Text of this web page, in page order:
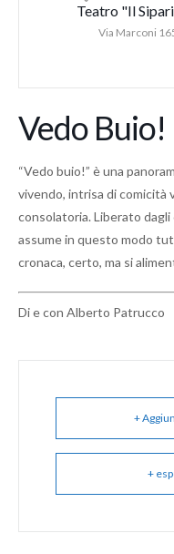
Teatro "Il
Via Marconi
Vedo Buio!
“Vedo buio!” è una
vivendo, intrisa di comicità
consolatoria. Liberato
assume in questo modo
cronaca, certo, ma si
Di e con Alberto Patrucco
+
+